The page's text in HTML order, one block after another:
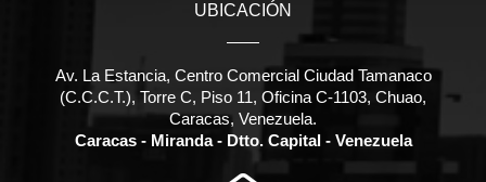
UBICACIÓN
Av. La Estancia, Centro Comercial Ciudad Tamanaco
(C.C.C.T.), Torre C, Piso 11, Oficina C-1103, Chuao,
Caracas, Venezuela.
Caracas - Miranda - Dtto. Capital - Venezuela